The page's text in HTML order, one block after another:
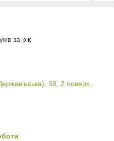
за рік
38, 2 поверх,